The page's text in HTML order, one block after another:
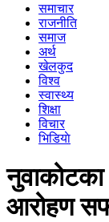
समाचार
राजनीति
समाज
अर्थ
खेलकुद
विश्व
स्वास्थ्य
शिक्षा
विचार
भिडियाे
नुवाकोटका
आरोहण